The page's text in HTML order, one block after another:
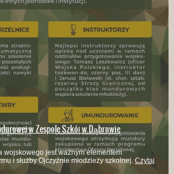
w Zespole Szkół w Dąbrowie
wojskowego jest ważnym elementem
i służby Ojczyźnie młodzieży szkolnej. Czytaj